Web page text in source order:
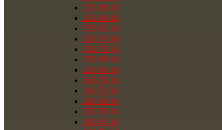
225/80/16
235/60/16
235/65/16
235/70/16
235/75/16
235/80/16
235/85/16
245/70/16
245/75/16
255/65/16
255/70/16
265/65/16